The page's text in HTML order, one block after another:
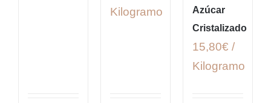
Kilogramo
Azúcar
Cristalizado
15,80€ /
Kilogramo